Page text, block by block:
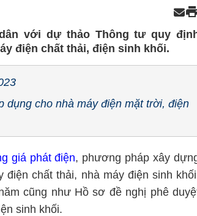
với dự thảo Thông tư quy
điện chất thải, điện sinh khối.
dụng cho nhà máy điện mặt trời, điện
giá phát điện, phương pháp xây
điện chất thải, nhà máy điện sinh
cũng như Hồ sơ đề nghị phê
sinh khối.